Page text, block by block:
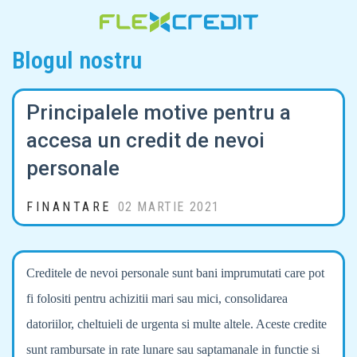
Blogul nostru
Principalele motive pentru a
accesa un credit de nevoi
personale
FINANTARE 02 MARTIE 2021
Creditele de nevoi personale sunt bani imprumutati care pot
fi folositi pentru achizitii mari sau mici, consolidarea
datoriilor, cheltuieli de urgenta si multe altele. Aceste credite
sunt rambursate in rate lunare sau saptamanale in functie si